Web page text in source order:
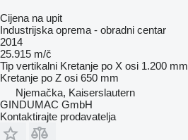
Cijena na upit
Industrijska oprema - obradni centar
2014
25.915 m/č
Tip vertikalni Kretanje po X osi 1.200 mm
Kretanje po Z osi 650 mm
Njemačka, Kaiserslautern
GINDUMAC GmbH
Kontaktirajte prodavatelja